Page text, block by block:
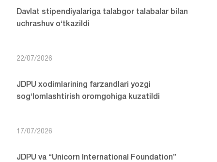
Davlat stipendiyalariga talabgor talabalar bilan
uchrashuv o‘tkazildi
22/07/2026
JDPU xodimlarining farzandlari yozgi
sog‘lomlashtirish oromgohiga kuzatildi
17/07/2026
JDPU va “Unicorn International Foundation”